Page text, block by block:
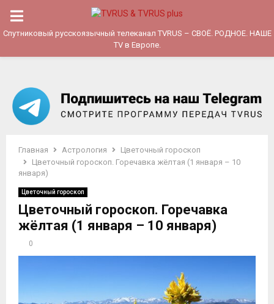
P
M
A
R
Спутниковый русскоязычный телеканал TVRUS – СВОЁ. РОДНОЕ. НАШЕ
TV в Европе.
Главная Астрология
Цветочный гороскоп
Цветочный гороскоп. Горечавка жёлтая (1 января – 10
января)
Цветочный гороскоп
Цветочный гороскоп. Горечавка
жёлтая (1 января – 10 января)
0